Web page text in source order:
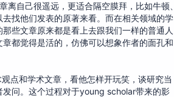
自己很遥远，更适合隔空膜拜，比如牛顿、
找他们发表的原著来看。而在相关领域的学
些文章原来都是看上去跟我们一样的普通人
都觉得是活的，仿佛可以想象作者的面孔和
点和学术文章，看他怎样开玩笑，谈研究当
问。这个过程对于young scholar带来的影